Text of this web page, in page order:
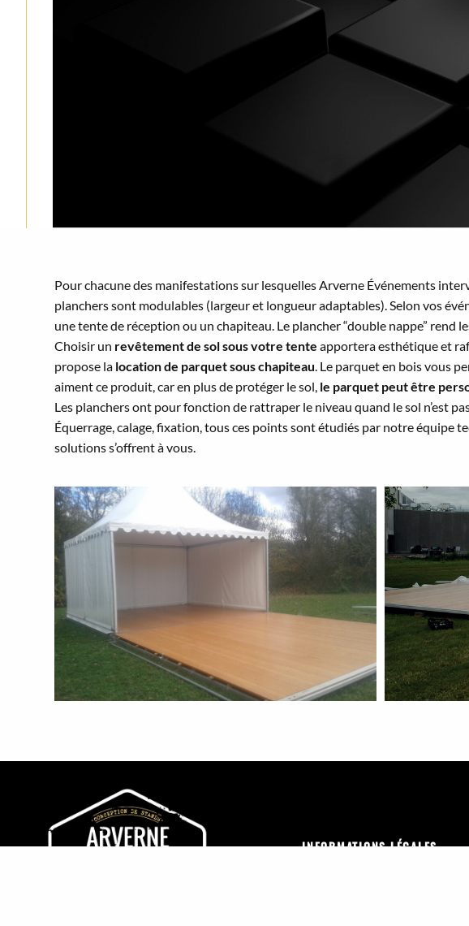
Pour chacune des manifestations sur lesquelles Arverne Événements
planchers sont modulables (largeur et longueur adaptables). Selon vos
une tente de réception ou un chapiteau. Le plancher “double nappe” rend
Choisir un revêtement de sol sous votre tente apportera esthétique et
propose la location de parquet sous chapiteau. Le parquet en bois vous
aiment ce produit, car en plus de protéger le sol, le parquet peut être
Les planchers ont pour fonction de rattraper le niveau quand le sol n’est
Équerrage, calage, fixation, tous ces points sont étudiés par notre équipe
solutions s’offrent à vous.
INFORMATIONS LÉGALES